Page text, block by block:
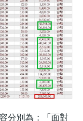
分別為：「面對